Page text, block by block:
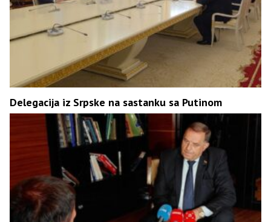
Delegacija iz Srpske na sastanku sa Putinom